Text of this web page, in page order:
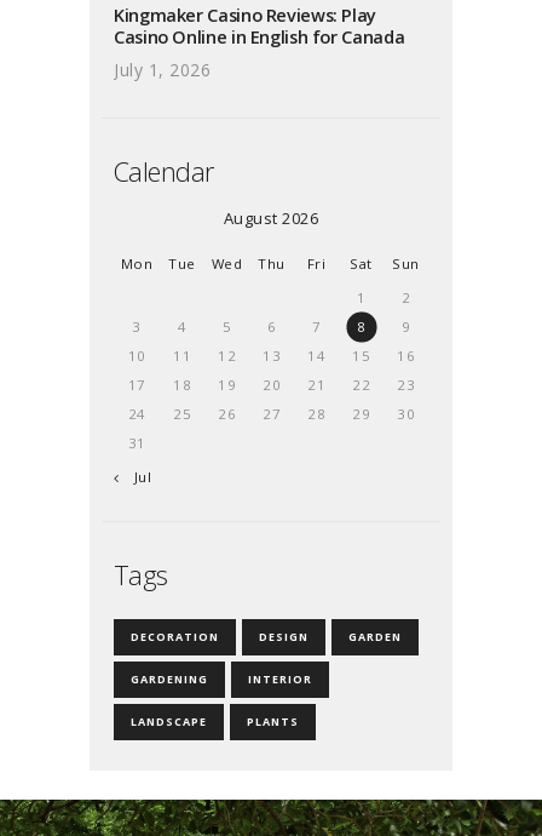
Kingmaker Casino Reviews: Play
Casino Online in English for Canada
July 1, 2026
Calendar
August 2026
Mon Tue Wed Thu Fri Sat
Sun
1
2
3
4 5 6 7 8
9
10
11 12 13 14 15
16
17
18 19 20 21 22
23
24
25 26 27 28 29
30
31
« Jul
Tags
DECORATION DESIGN GARDEN
GARDENING INTERIOR
LANDSCAPE PLANTS